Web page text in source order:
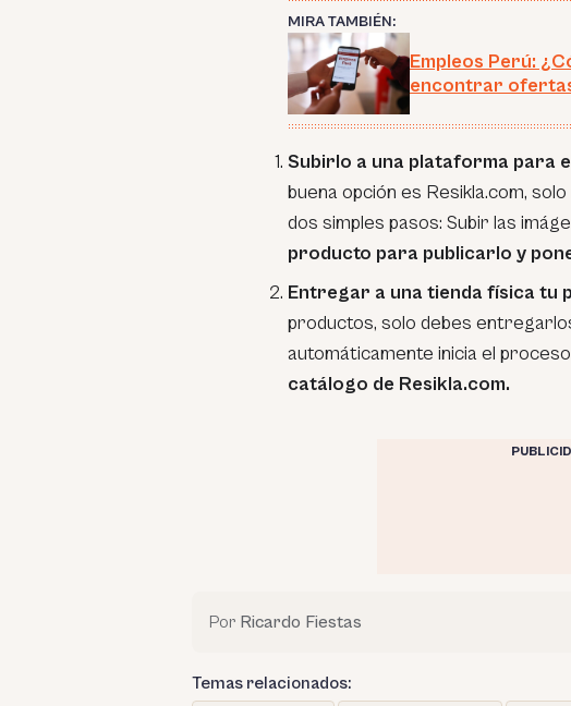
MIRA TAMBIÉN:
Empleos Perú:
encontrar
Subirlo a una plataforma para
buena opción es Resikla.com,
dos simples pasos: Subir las
producto para publicarlo y
Entregar a una tienda física tu
productos, solo debes
automáticamente inicia el
catálogo de Resikla.com.
Por Ricardo Fiestas
Temas relacionados: